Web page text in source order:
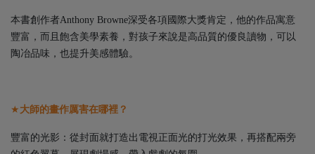
本書創作者Anthony Browne深受各項國際大獎肯定，他的作品寓意
豐富，而且飽含美學素養，對孩子來說是高品質的優良讀物，可以
陶冶品味，也提升美感體驗。
★ 大師的畫作厲害在哪裡？
豐富的光影：從封面就打造出電視正面光的打光效果，再搭配兩旁